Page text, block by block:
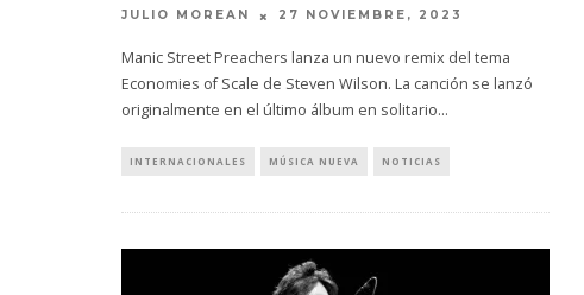
JULIO MOREAN 27 NOVIEMBRE, 2023
Manic Street Preachers lanza un nuevo remix del tema
Economies of Scale de Steven Wilson. La canción se lanzó
originalmente en el último álbum en solitario...
INTERNACIONALES MÚSICA NUEVA NOTICIAS